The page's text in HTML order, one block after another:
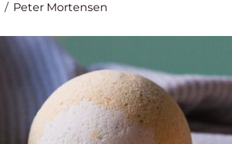
Peter Mortensen